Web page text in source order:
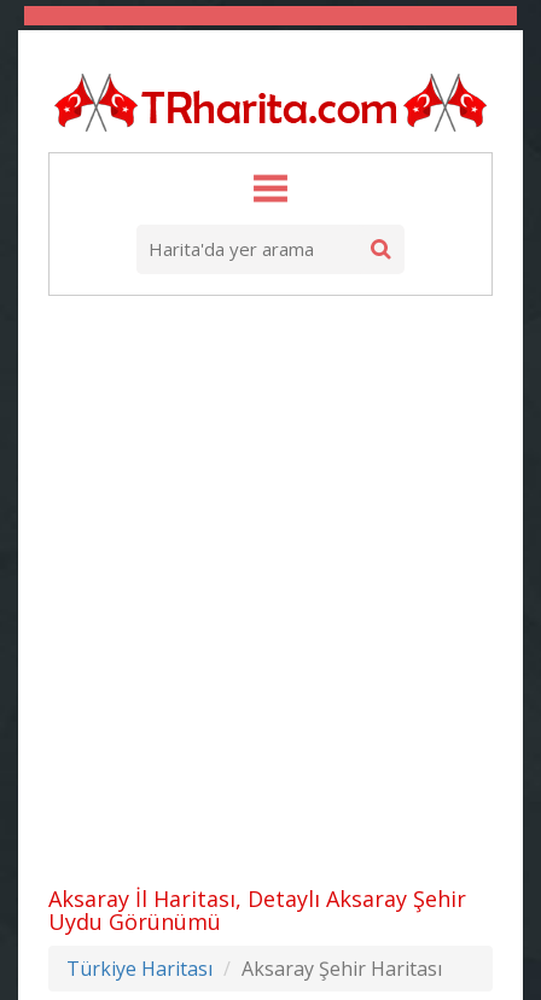
Aksaray İl Haritası, Detaylı Aksaray Şehir
Uydu Görünümü
Türkiye Haritası Aksaray Şehir Haritası